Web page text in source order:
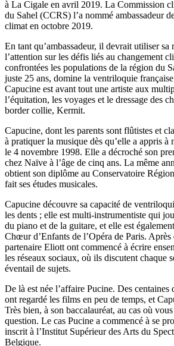
à La Cigale en avril 2019. La Commission
du Sahel (CCRS) l’a nommé ambassadeur
climat en octobre 2019.
En tant qu’ambassadeur, il devrait utiliser sa
l’attention sur les défis liés au changement
confrontées les populations de la région du
juste 25 ans, domine la ventriloquie
Capucine est avant tout une artiste aux
l’équitation, les voyages et le dressage des
border collie, Kermit.
Capucine, dont les parents sont flûtistes et
à pratiquer la musique dès qu’elle a appris à
le 4 novembre 1998. Elle a décroché son
chez Naïve à l’âge de cinq ans. La même
obtient son diplôme au Conservatoire
fait ses études musicales.
Capucine découvre sa capacité de
les dents ; elle est multi-instrumentiste qui
du piano et de la guitare, et elle est
Chœur d’Enfants de l’Opéra de Paris. Après
partenaire Eliott ont commencé à écrire
les réseaux sociaux, où ils discutent chaque
éventail de sujets.
De là est née l’affaire Pucine. Des centaines
ont regardé les films en peu de temps, et
Très bien, à son baccalauréat, au cas où
question. Le cas Pucine a commencé à se
inscrit à l’Institut Supérieur des Arts du
Belgique.